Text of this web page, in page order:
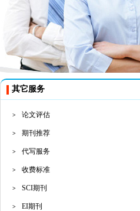
其它服务
> 论文评估
> 期刊推荐
> 代写服务
> 收费标准
> SCI期刊
> EI期刊